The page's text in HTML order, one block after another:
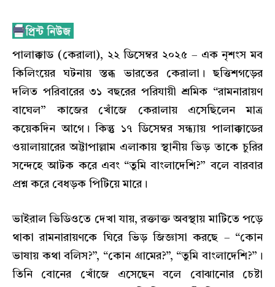
পালাক্কাড (কেরালা), ২২ ডিসেম্বর ২০২৫ – এক নৃশংস মব
কিলিংয়ের ঘটনায় স্তব্ধ ভারতের কেরালা। ছত্তিশগড়ের
দলিত পরিবারের ৩১ বছরের পরিযায়ী শ্রমিক “রামনারায়ণ
বাঘেল” কাজের খোঁজে কেরালায় এসেছিলেন মাত্র
কয়েকদিন আগে। কিন্তু ১৭ ডিসেম্বর সন্ধ্যায় পালাক্কাডের
ওয়ালায়ারের অট্টাপাল্লাম এলাকায় স্থানীয় ভিড় তাকে চুরির
সন্দেহে আটক করে এবং “তুমি বাংলাদেশি?” বলে বারবার
প্রশ্ন করে বেধড়ক পিটিয়ে মারে।
ভাইরাল ভিডিওতে দেখা যায়, রক্তাক্ত অবস্থায় মাটিতে পড়ে
থাকা রামনারায়ণকে ঘিরে ভিড় জিজ্ঞাসা করছে – “কোন
ভাষায় কথা বলিস?”, “কোন গ্রামের?”, “তুমি বাংলাদেশি?”।
তিনি বোনের খোঁজে এসেছেন বলে বোঝানোর চেষ্টা